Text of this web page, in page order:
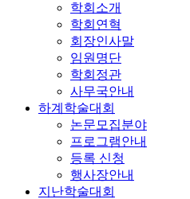
학회소개
학회연혁
회장인사말
임원명단
학회정관
사무국안내
하계학술대회
논문모집분야
프로그램안내
등록 신청
행사장안내
지난학술대회